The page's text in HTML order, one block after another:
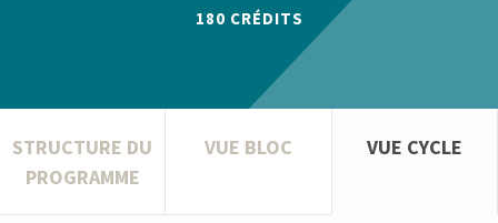
180 CRÉDITS
STRUCTURE DU
PROGRAMME
VUE BLOC VUE CYCLE